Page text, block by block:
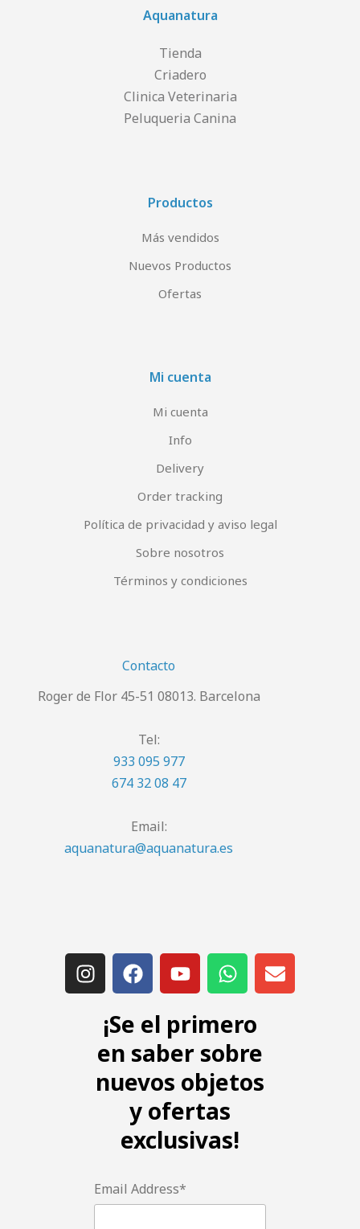
Aquanatura
Tienda
Criadero
Clinica Veterinaria
Peluqueria Canina
Productos
Más vendidos
Nuevos Productos
Ofertas
Mi cuenta
Mi cuenta
Info
Delivery
Order tracking
Política de privacidad y aviso legal
Sobre nosotros
Términos y condiciones
Contacto
Roger de Flor 45-51 08013. Barcelona
Tel:
933 095 977
674 32 08 47
Email:
aquanatura@aquanatura.es
¡Se el primero
en saber sobre
nuevos objetos
y ofertas
exclusivas!
Email Address*